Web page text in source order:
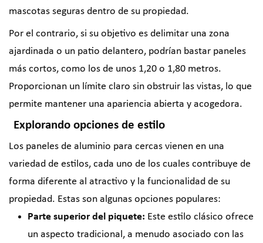
mascotas seguras dentro de su propiedad.
Por el contrario, si su objetivo es delimitar una zona
ajardinada o un patio delantero, podrían bastar paneles
más cortos, como los de unos 1,20 o 1,80 metros.
Proporcionan un límite claro sin obstruir las vistas, lo que
permite mantener una apariencia abierta y acogedora.
Explorando opciones de estilo
Los paneles de aluminio para cercas vienen en una
variedad de estilos, cada uno de los cuales contribuye de
forma diferente al atractivo y la funcionalidad de su
propiedad. Estas son algunas opciones populares:
Parte superior del piquete: Este estilo clásico ofrece
un aspecto tradicional, a menudo asociado con las